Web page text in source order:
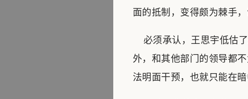
面的抵制，变得颇为棘手
必须承认，王思宇低估
外，和其他部门的领导都
法明面干预，也就只能在暗